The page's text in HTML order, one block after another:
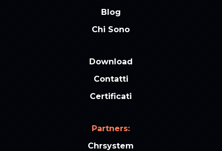
Blog
Chi Sono
Download
Contatti
Certificati
Partners:
Chrsystem